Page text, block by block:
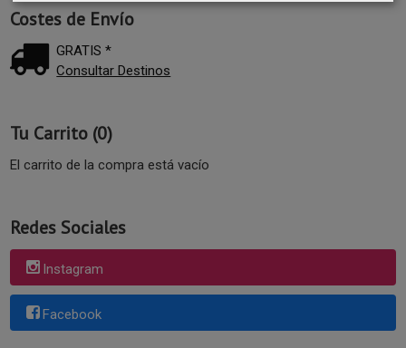
Costes de Envío
GRATIS *
Consultar Destinos
Tu Carrito (0)
El carrito de la compra está vacío
Redes Sociales
Instagram
Facebook